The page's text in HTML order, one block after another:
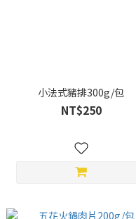
小法式豬排300g/包
NT$250